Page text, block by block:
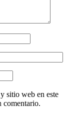
sitio web en este
comentario.